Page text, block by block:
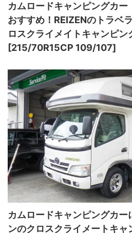
カムロードキャンピングカー
おすすめ！REIZENのトラベ
ロスクライメイトキャンピン
[215/70R15CP 109/107]
カムロードキャンピングカー
ンのクロスクライメートキャ